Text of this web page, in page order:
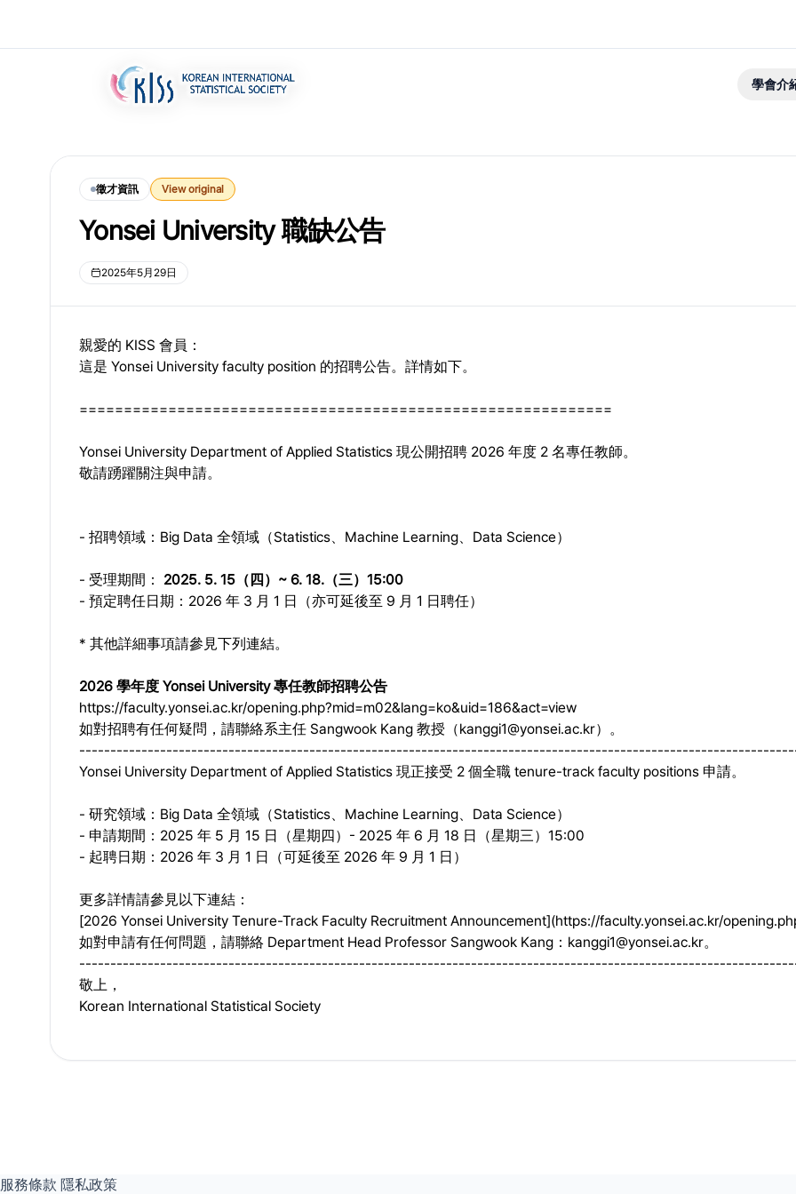
學會介
徵才資訊 View original
Yonsei University 職缺公告
2025年5月29日
親愛的 KISS 會員：
這是 Yonsei University faculty position 的招聘公告。詳情如下。
============================================================
Yonsei University Department of Applied Statistics 現公開招聘 2026 年度 2 名專任教師。
敬請踴躍關注與申請。
- 招聘領域：Big Data 全領域（Statistics、Machine Learning、Data Science）
- 受理期間： 2025. 5. 15（四）~ 6. 18.（三）15:00
- 預定聘任日期：2026 年 3 月 1 日（亦可延後至 9 月 1 日聘任）
* 其他詳細事項請參見下列連結。
2026 學年度 Yonsei University 專任教師招聘公告
https://faculty.yonsei.ac.kr/opening.php?mid=m02&lang=ko&uid=186&act=view
如對招聘有任何疑問，請聯絡系主任 Sangwook Kang 教授（kanggi1@yonsei.ac.kr）。
Yonsei University Department of Applied Statistics 現正接受 2 個全職 tenure-track faculty positions 申請。
- 研究領域：Big Data 全領域（Statistics、Machine Learning、Data Science）
- 申請期間：2025 年 5 月 15 日（星期四）- 2025 年 6 月 18 日（星期三）15:00
- 起聘日期：2026 年 3 月 1 日（可延後至 2026 年 9 月 1 日）
更多詳情請參見以下連結：
[2026 Yonsei University Tenure-Track Faculty Recruitment Announcement](https://faculty.yonsei.ac.kr/
如對申請有任何問題，請聯絡 Department Head Professor Sangwook Kang： kanggi1@yonsei.ac.kr。
敬上，
Korean International Statistical Society
服務條款 隱私政策